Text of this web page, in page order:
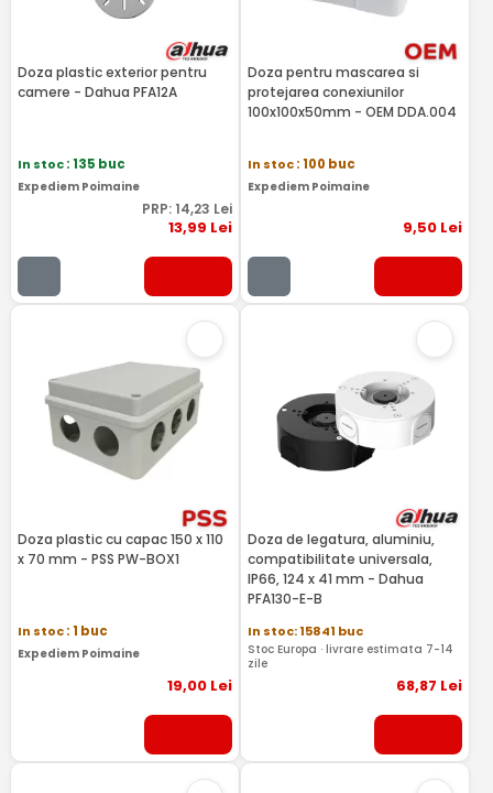
Doza plastic exterior pentru
camere - Dahua PFA12A
In stoc: 135 buc
Expediem Poimaine
PRP: 14,23 Lei
13,99 Lei
Doza pentru mascarea si
protejarea conexiunilor
100x100x50mm - OEM DDA.004
In stoc: 100 buc
Expediem Poimaine
9,50 Lei
Doza plastic cu capac 150 x 110
x 70 mm - PSS PW-BOX1
In stoc: 1 buc
Expediem Poimaine
19,00Lei
Doza de legatura, aluminiu,
compatibilitate universala,
IP66, 124 x 41 mm - Dahua
PFA130-E-B
In stoc: 15841 buc
Stoc Europa · livrare estimata 7-14
zile
68,87 Lei